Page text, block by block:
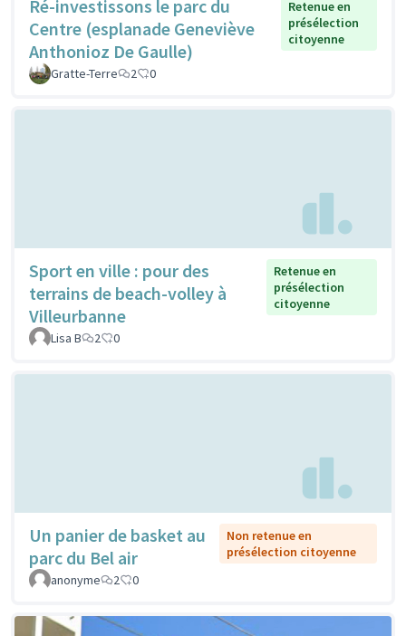
Ré-investissons le parc du
Centre (esplanade Geneviève
Anthonioz De Gaulle)
Retenue en
présélection
citoyenne
Gratte-Terre 2 0
Sport en ville : pour des
terrains de beach-volley à
Villeurbanne
Retenue en
présélection
citoyenne
Lisa B 2 0
Un panier de basket au
parc du Bel air
Non retenue en
présélection citoyenne
anonyme
2 0